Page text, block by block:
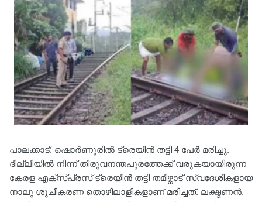
പാലക്കാട്: ഷൊര്‍ണൂരിൽ ട്രെയിൻ തട്ടി 4‍ പേർ മരിച്ചു.
ദില്ലിയിൽ നിന്ന് തിരുവനന്തപുരത്തേക്ക് വരുകയായിരുന്ന
കേരള എക്സ്പ്രസ് ട്രെയിൻ തട്ടി തമിഴ്നാട് സ്വദേശികളായ
നാലു ശുചീകരണ തൊഴിലാളികളാണ് മരിച്ചത്. ലക്ഷ്മണൻ,